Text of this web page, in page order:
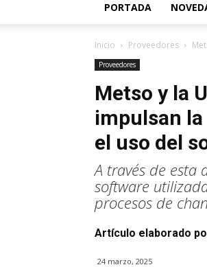
PORTADA
Inicio Proveedores
Proveedores
Metso y la
impulsan
el uso del
A través de esta
software
procesos de
Artículo elaborado
24 marzo, 2025